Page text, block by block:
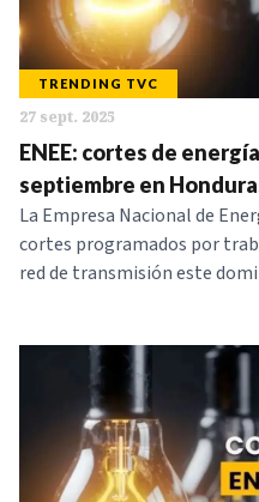
TRENDING TVC
27 sept. 2025
ENEE: cortes de
septiembre en
La Empresa Nacional de
cortes programados por
red de transmisión este